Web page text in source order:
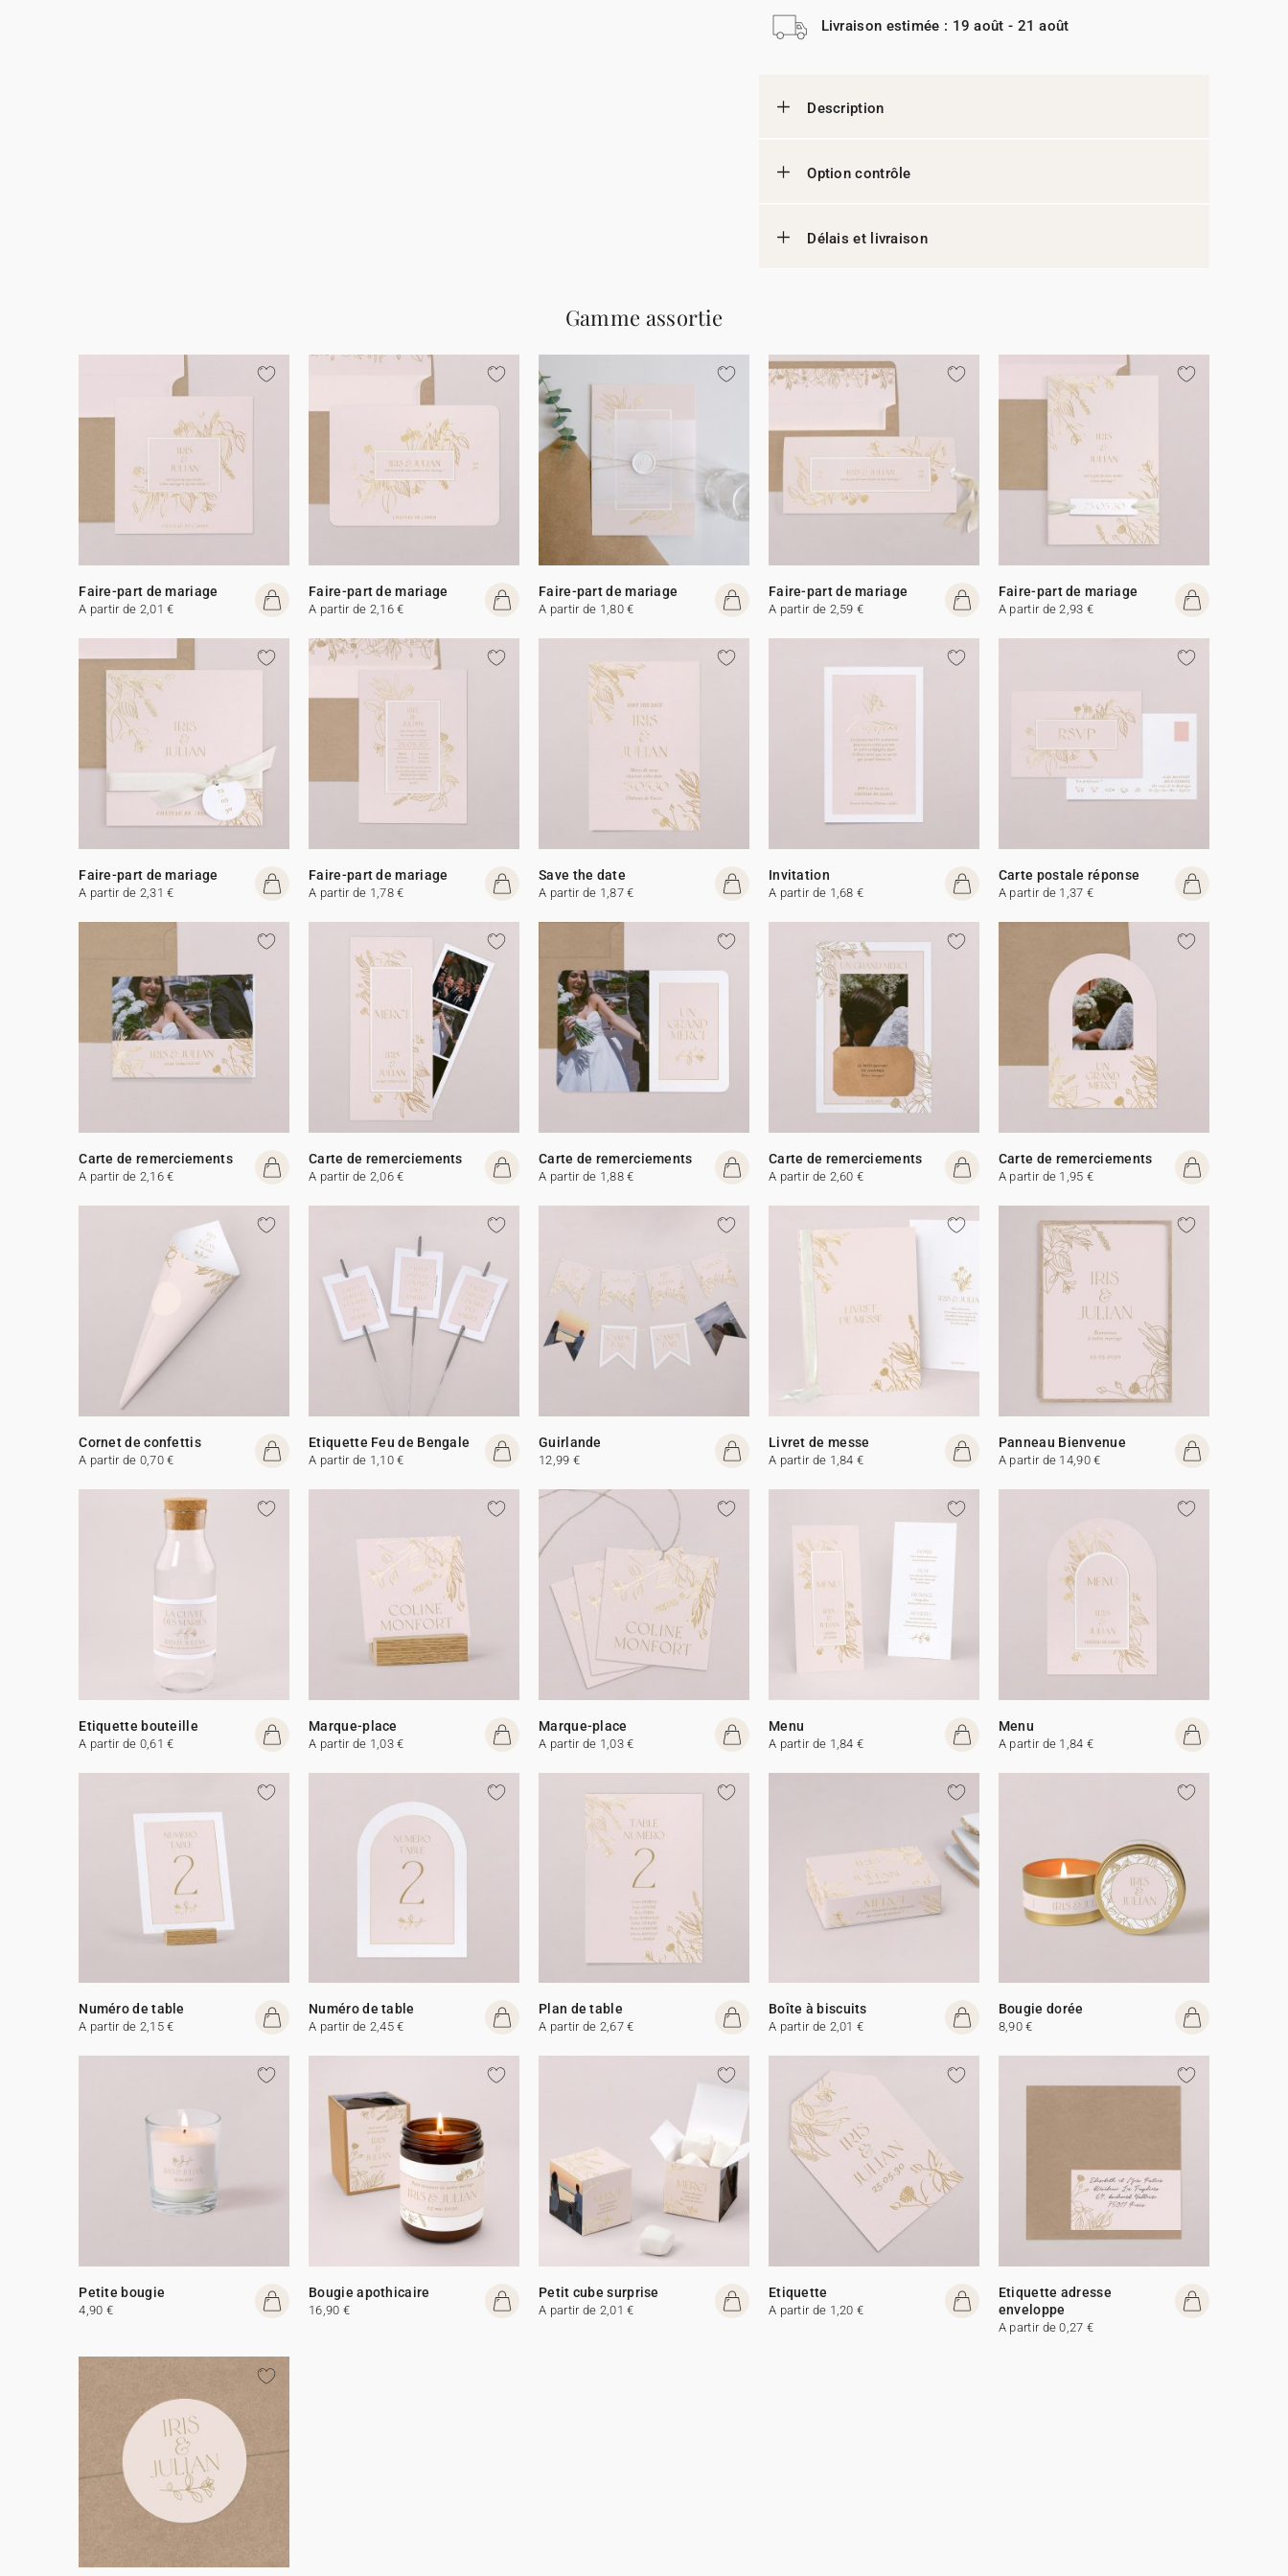
Livraison estimée : 19 août - 21 août
Description
Option contrôle
Délais et livraison
Gamme assortie
Faire-part de mariage
A partir de 2,01 €
Faire-part de mariage
A partir de 2,16 €
Faire-part de mariage
A partir de 1,80 €
Faire-part de mariage
A partir de 2,59 €
Faire-part de mariage
A partir de 2,93 €
Faire-part de mariage
A partir de 2,31 €
Faire-part de mariage
A partir de 1,78 €
Save the date
A partir de 1,87 €
Invitation
A partir de 1,68 €
Carte postale réponse
A partir de 1,37 €
Carte de remerciements
A partir de 2,16 €
Carte de remerciements
A partir de 2,06 €
Carte de remerciements
A partir de 1,88 €
Carte de remerciements
A partir de 2,60 €
Carte de remerciements
A partir de 1,95 €
Cornet de confettis
A partir de 0,70 €
Etiquette Feu de Bengale
A partir de 1,10 €
Guirlande
12,99 €
Livret de messe
A partir de 1,84 €
Panneau Bienvenue
A partir de 14,90 €
Etiquette bouteille
A partir de 0,61 €
Marque-place
A partir de 1,03 €
Marque-place
A partir de 1,03 €
Menu
A partir de 1,84 €
Menu
A partir de 1,84 €
Numéro de table
A partir de 2,15 €
Numéro de table
A partir de 2,45 €
Plan de table
A partir de 2,67 €
Boîte à biscuits
A partir de 2,01 €
Bougie dorée
8,90 €
Petite bougie
4,90 €
Bougie apothicaire
16,90 €
Petit cube surprise
A partir de 2,01 €
Etiquette
A partir de 1,20 €
Etiquette adresse
enveloppe
A partir de 0,27 €